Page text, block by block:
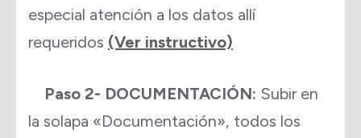
especial atención a los datos allí
requeridos (Ver instructivo)
Paso 2- DOCUMENTACIÓN: Subir en
la solapa «Documentación», todos los